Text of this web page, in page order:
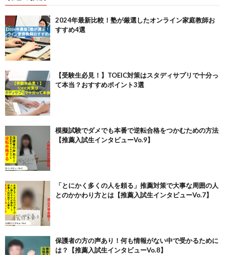
2024年最新比較！塾が厳選したオンライン家庭教師お
すすめ4選
【受験生必見！】TOEIC対策はスタディサプリで十分っ
て本当？おすすめポイント3選
模擬試験でダメでも本番で逆転合格をつかむための方法
【推薦入試生インタビューVo.9】
「とにかく多くの人を頼る」推薦対策で大事な周囲の人
とのかかわり方とは【推薦入試生インタビューVo.7】
保護者の方の声あり！何も情報がない中で受かるために
は？【推薦入試生インタビューVo.8】